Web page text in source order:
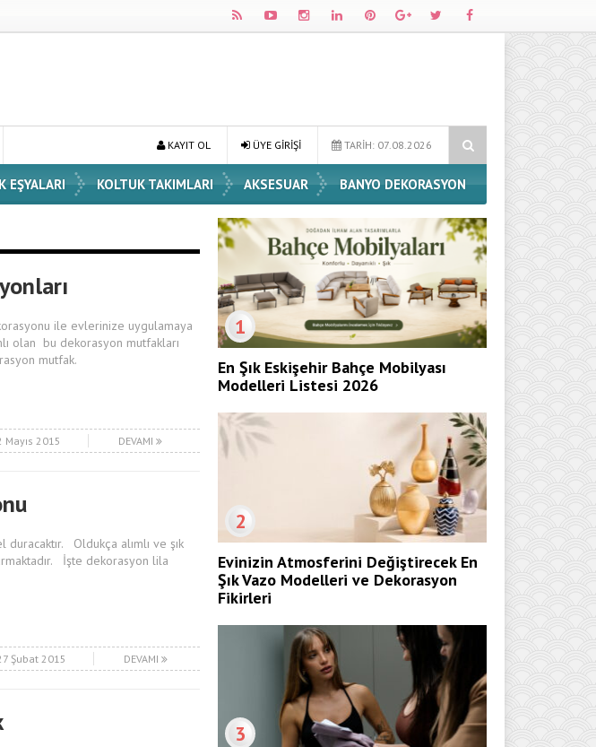
En Şık Vazo Modelleri ve Dekorasyon Fikirleri Dossha, Sorumlu Üretim ve Performansı Aynı
TARİH: 07.08.2026
ÜYE GİRİŞİ
KAYIT OL
EŞYALARI KOLTUK TAKIMLARI AKSESUAR BANYO DEKORASYON
ile evlerinize uygulamaya
olan bu dekorasyon mutfakları
mutfak.
Mayıs 2015 DEVAMI
Oldukça alımlı ve şık
İşte dekorasyon lila
Şubat 2015 DEVAMI
1
En Şık Eskişehir Bahçe Mobilyası
Modelleri Listesi 2026
2
Evinizin Atmosferini Değiştirecek En
Şık Vazo Modelleri ve Dekorasyon
Fikirleri
3